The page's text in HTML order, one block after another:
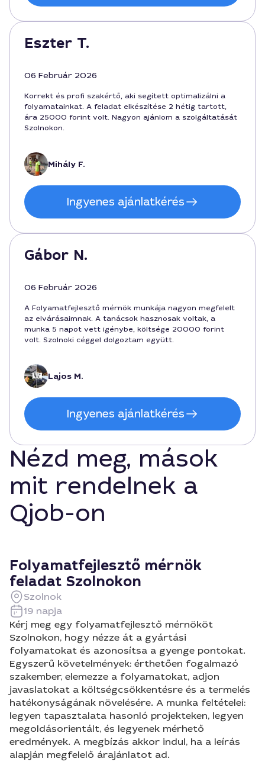
Eszter T.
06 Február 2026
Korrekt és profi szakértő, aki segített optimalizálni a
folyamatainkat. A feladat elkészítése 2 hétig tartott,
ára 25000 forint volt. Nagyon ajánlom a szolgáltatását
Szolnokon.
Mihály F.
Ingyenes ajánlatkérés
Gábor N.
06 Február 2026
A Folyamatfejlesztő mérnök munkája nagyon megfelelt
az elvárásaimnak. A tanácsok hasznosak voltak, a
munka 5 napot vett igénybe, költsége 20000 forint
volt. Szolnoki céggel dolgoztam együtt.
Lajos M.
Ingyenes ajánlatkérés
Nézd meg, mások
mit rendelnek a
Qjob-on
Folyamatfejlesztő mérnök
feladat Szolnokon
Szolnok
19 napja
Kérj meg egy folyamatfejlesztő mérnököt
Szolnokon, hogy nézze át a gyártási
folyamatokat és azonosítsa a gyenge pontokat.
Egyszerű követelmények: érthetően fogalmazó
szakember, elemezze a folyamatokat, adjon
javaslatokat a költségcsökkentésre és a termelés
hatékonyságának növelésére. A munka feltételei:
legyen tapasztalata hasonló projekteken, legyen
megoldásorientált, és legyenek mérhető
eredmények. A megbízás akkor indul, ha a leírás
alapján megfelelő árajánlatot ad.